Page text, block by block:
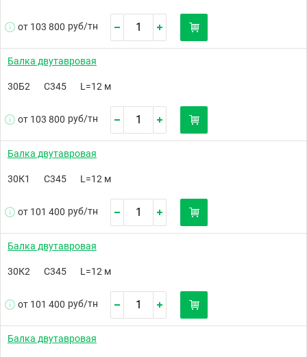
от 103 800 руб/тн
Балка двутавровая
30Б2 С345 L=12 м
от 103 800 руб/тн
Балка двутавровая
30К1 С345 L=12 м
от 101 400 руб/тн
Балка двутавровая
30К2 С345 L=12 м
от 101 400 руб/тн
Балка двутавровая